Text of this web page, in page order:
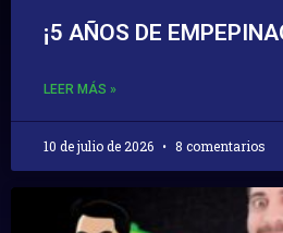
¡5 AÑOS DE
LEER MÁS »
10 de julio de 2026 8 comentarios